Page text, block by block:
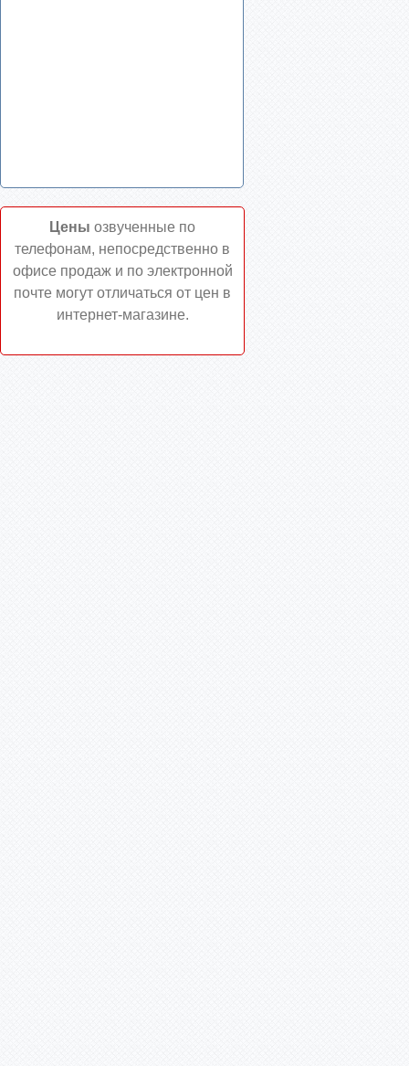
Цены озвученные по
телефонам, непосредственно в
офисе продаж и по электронной
почте могут отличаться от цен в
интернет-магазине.